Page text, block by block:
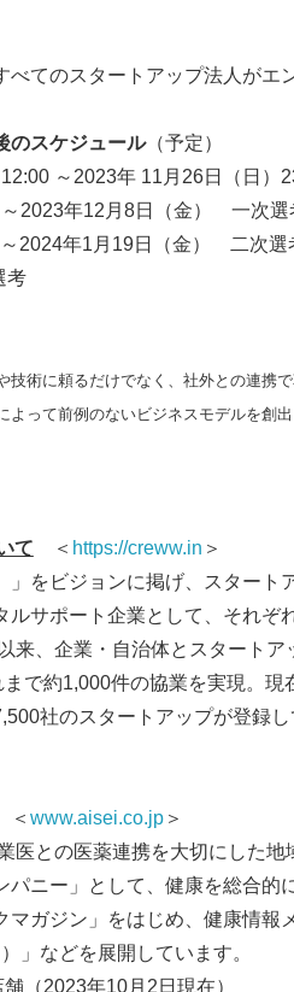
べてのスタートアップ法人がエ
のスケジュール（予定）
～2023年 11月26日（日
2023年12月8日（金） 一次選
2024年1月19日（金） 二次選
考
術に頼るだけでなく、社外との連携
って前例のないビジネスモデルを創
て ＜ https://creww.in ＞
」をビジョンに掲げ、スター
ルサポート企業として、それ
来、企業・自治体とスタート
で約1,000件の協業を実現。
社のスタートアップが登録し
＜ www.aisei.co.jp＞
医との医薬連携を大切にした
パニー」として、健康を総合
マガジン」をはじめ、健康情報
）」などを展開しています。
（2023年10月2日現在）
Japanese